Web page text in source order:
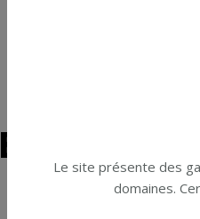
Barbara
Le site présente des
domaines.